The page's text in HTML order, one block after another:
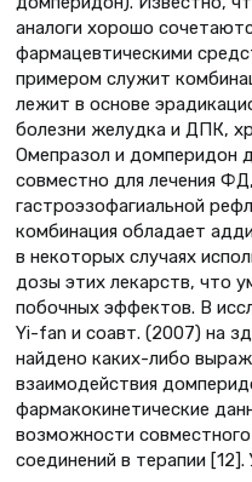
аналоги хорошо
фармацевтическими
примером служит
лежит в основе
болезни желудка и ДПК,
Омепразол и домперидон
совместно для лечения
гастроэзофагиальной
комбинация обладает
в некоторых случаях
дозы этих лекарств, что
побочных эффектов. В
Yi-fan и соавт. (2007) на
найдено каких-либо
взаимодействия
фармакокинетические
возможности
соединений в терапии